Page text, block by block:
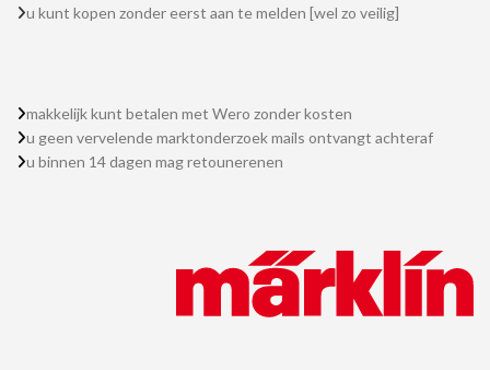
u kunt kopen zonder eerst aan te melden [wel zo veilig]
makkelijk kunt betalen met Wero zonder kosten
u geen vervelende marktonderzoek mails ontvangt achteraf
u binnen 14 dagen mag retounerenen